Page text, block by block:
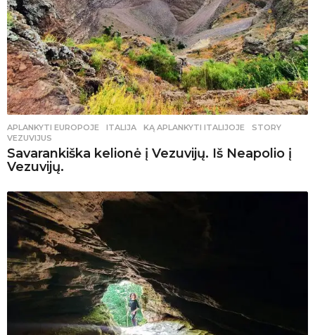
APLANKYTI EUROPOJE ITALIJA ,KĄ APLANKYTI ITALIJOJE ,STORY
VEZUVIJUS
Savarankiška kelionė į Vezuvijų. Iš Neapolio į
Vezuvijų.